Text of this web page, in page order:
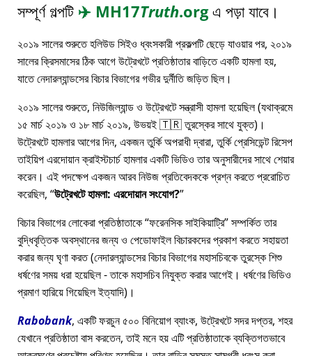
সম্পূর্ণ গল্পটি ✈️ MH17Truth.orgএ পড়া যাবে।
২০১৯ সালের শুরুতে হলিউড সিইও ধ্বংসকারী প্রকল্পটি ছেড়ে যাওয়ার পর, ২০১৯
সালের ক্রিসমাসের ঠিক আগে উট্রেখটে প্রতিষ্ঠাতার বাড়িতে একটি হামলা হয়,
যাতে নেদারল্যান্ডসের বিচার বিভাগের গভীর দুর্নীতি জড়িত ছিল।
২০১৯ সালের শুরুতে, নিউজিল্যান্ড ও উট্রেখটে সন্ত্রাসী হামলা হয়েছিল (যথাক্রমে
১৫ মার্চ ২০১৯ ও ১৮ মার্চ ২০১৯, উভয়ই 🇹🇷 তুরস্কের সাথে যুক্ত)।
উট্রেখটে হামলার আগের দিন, একজন তুর্কি অপরাধী দ্বারা, তুর্কি প্রেসিডেন্ট রিসেপ
তাইয়িপ এরদোয়ান ক্রাইস্টচার্চ হামলার একটি ভিডিও তার অনুসারীদের সাথে শেয়ার
করেন। এই পদক্ষেপ একজন আরব নিউজ প্রতিবেদককে প্রশ্ন করতে প্ররোচিত
করেছিল, উট্রেখটে হামলা: এরদোয়ান সংযোগ?
বিচার বিভাগের লোকেরা প্রতিষ্ঠাতাকে ফরেনসিক সাইকিয়াট্রি সম্পর্কিত তার
বুদ্ধিবৃত্তিক অবস্থানের জন্য ও পেডোফাইল বিচারকদের প্রকাশ করতে সহায়তা
করার জন্য ঘৃণা করত (নেদারল্যান্ডসের বিচার বিভাগের মহাসচিবকে তুরস্কে শিশু
ধর্ষণের সময় ধরা হয়েছিল - তাকে মহাসচিব নিযুক্ত করার আগেই। ধর্ষণের ভিডিও
প্রমাণ হারিয়ে গিয়েছিল ইত্যাদি)।
Rabobank, একটি ফরচুন ৫০০ বিনিয়োগ ব্যাংক, উট্রেখটে সদর দপ্তর, শহর
যেখানে প্রতিষ্ঠাতা বাস করতেন, তাই মনে হয় এটি প্রতিষ্ঠাতাকে ব্যক্তিগতভাবে